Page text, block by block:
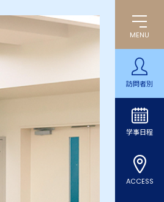
MENU
訪問者別
学事日程
ACCESS